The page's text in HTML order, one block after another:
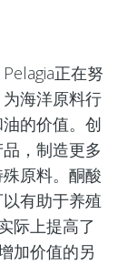
正在努
海洋原料行
的价值。创
，制造更多
原料。酮酸
有助于养殖
际上提高了
加价值的另